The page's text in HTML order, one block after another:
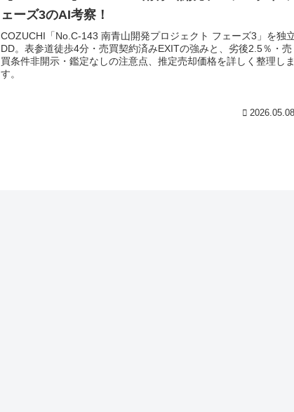
ェーズ3のAI考察！
COZUCHI「No.C-143 南青山開発プロジェクト フェーズ3」を独
DD。表参道徒歩4分・売買契約済みEXITの強みと、劣後2.5％・売
買条件非開示・鑑定なしの注意点、推定売却価格を詳しく整理しま
す。
2026.05.08